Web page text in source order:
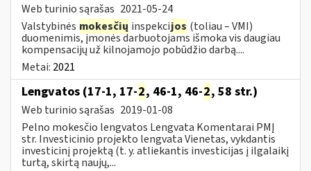
Web turinio sąrašas 2021-05-24
Valstybinės mokesčių inspekcijos (toliau – VMI)
duomenimis, įmonės darbuotojams išmoka vis daugiau
kompensacijų už kilnojamojo pobūdžio darbą....
Metai: 2021
Lengvatos (17-1, 17-2, 46-1, 46-2, 58 str.)
Web turinio sąrašas 2019-01-08
Pelno mokesčio lengvatos Lengvata Komentarai PMĮ
str. Investicinio projekto lengvata Vienetas, vykdantis
investicinį projektą (t. y. atliekantis investicijas į ilgalaikį
turtą, skirtą naujų,...